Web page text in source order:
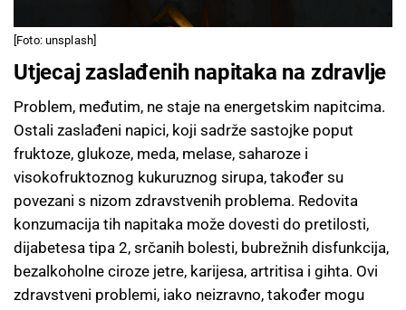
[Foto: unsplash]
Utjecaj zaslađenih napitaka na zdravlje
Problem, međutim, ne staje na energetskim napitcima.
Ostali zaslađeni napici, koji sadrže sastojke poput
fruktoze, glukoze, meda, melase, saharoze i
visokofruktoznog kukuruznog sirupa, također su
povezani s nizom zdravstvenih problema. Redovita
konzumacija tih napitaka može dovesti do pretilosti,
dijabetesa tipa 2, srčanih bolesti, bubrežnih disfunkcija,
bezalkoholne ciroze jetre, karijesa, artritisa i gihta. Ovi
zdravstveni problemi, iako neizravno, također mogu